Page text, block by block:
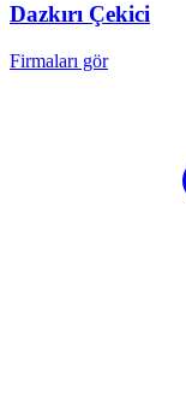
Dazkırı Çekici
Firmaları gör